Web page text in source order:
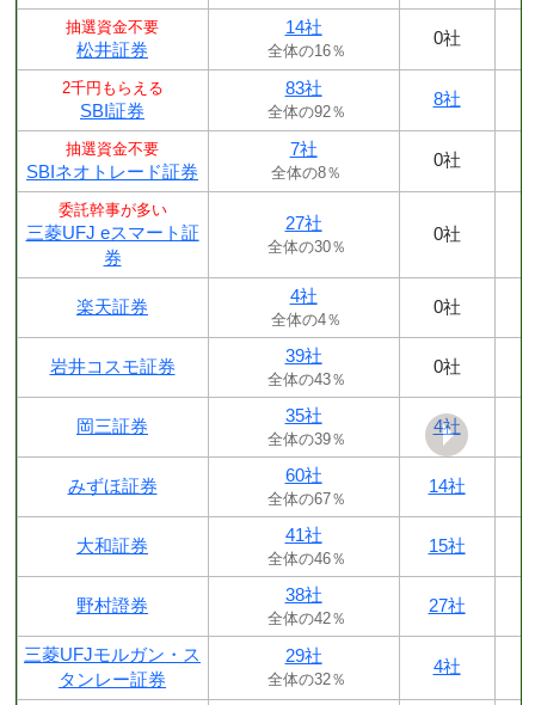
抽選資金不要
松井証券
14社
全体の16％
0社
2千円もらえる
SBI証券
83社
全体の92％
8社
抽選資金不要
SBIネオトレード証券
7社
全体の8％
0社
委託幹事が多い
三菱UFJ eスマート証
券
27社
全体の30％
0社
楽天証券
4社
全体の4％
0社
岩井コスモ証券
39社
全体の43％
0社
岡三証券
35社
全体の39％
4社
みずほ証券
60社
全体の67％
14社
大和証券
41社
全体の46％
15社
野村證券
38社
全体の42％
27社
三菱UFJモルガン・ス
タンレー証券
29社
全体の32％
4社